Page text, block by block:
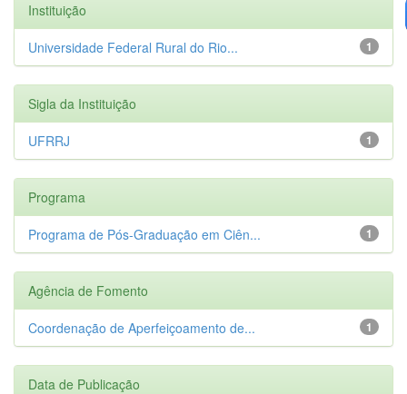
Instituição
1
Universidade Federal Rural do Rio...
Sigla da Instituição
1
UFRRJ
Programa
1
Programa de Pós-Graduação em Ciên...
Agência de Fomento
1
Coordenação de Aperfeiçoamento de...
Data de Publicação